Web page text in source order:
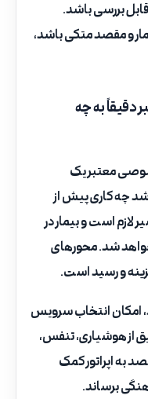
بررسی باشد.
و مقصد متکی باشد،
به چه
معتبر یک
چه کاری پیش از
لازم است و بیمار در
شد. محورهای
و رسید است.
امکان انتخاب سرویس
از هوشیاری، تنفس،
به اپراتور کمک
برساند.